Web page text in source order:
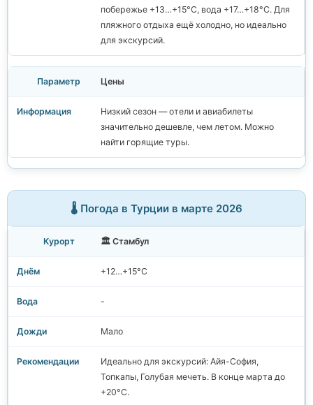
побережье +13…+15°C, вода +17…+18°C. Для
пляжного отдыха ещё холодно, но идеально
для экскурсий.
Цены
Низкий сезон — отели и авиабилеты
значительно дешевле, чем летом. Можно
найти горящие туры.
🌡️ Погода в Турции в марте 2026
🏛️ Стамбул
+12…+15°C
-
Мало
Идеально для экскурсий: Айя-София,
Топкапы, Голубая мечеть. В конце марта до
+20°C.